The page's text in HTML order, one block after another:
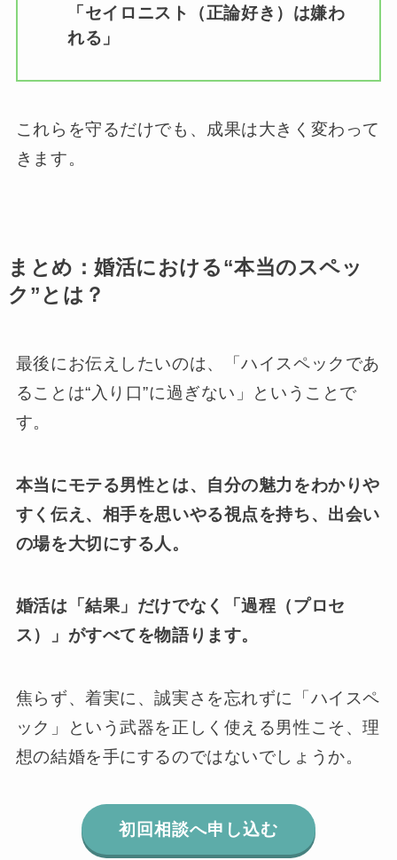
「セイロニスト（正論好き）は嫌わ
れる」
これらを守るだけでも、成果は大きく変わって
きます。
まとめ：婚活における“本当のスペッ
ク”とは？
最後にお伝えしたいのは、「ハイスペックであ
ることは“入り口”に過ぎない」ということで
す。
本当にモテる男性とは、自分の魅力をわかりや
すく伝え、相手を思いやる視点を持ち、出会い
の場を大切にする人。
婚活は「結果」だけでなく「過程（プロセ
ス）」がすべてを物語ります。
焦らず、着実に、誠実さを忘れずに「ハイスペ
ック」という武器を正しく使える男性こそ、理
想の結婚を手にするのではないでしょうか。
初回相談へ申し込む